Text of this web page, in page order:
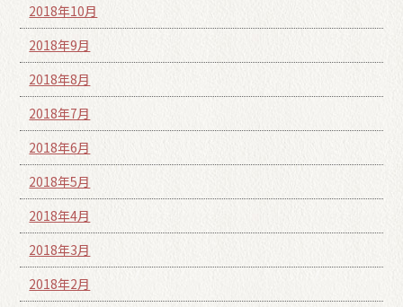
2018年10月
2018年9月
2018年8月
2018年7月
2018年6月
2018年5月
2018年4月
2018年3月
2018年2月